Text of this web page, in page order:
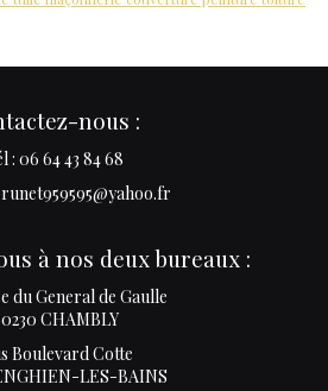
nous :
: 06 64 43 84 68
à nos deux bureaux :
du General de Gaulle
CHAMBLY
Boulevard Cotte
LES-BAINS